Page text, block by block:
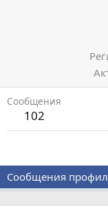
Сообщения
102
Сообщения